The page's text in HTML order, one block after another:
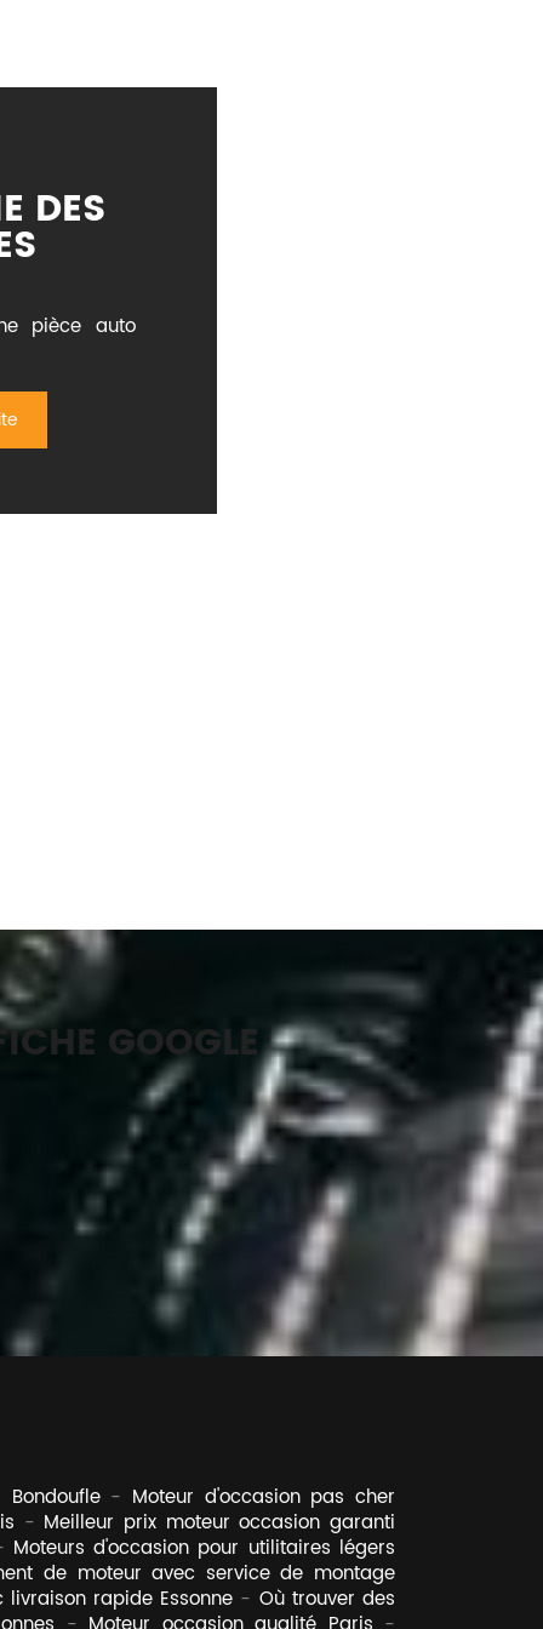
DES
pièce auto
GOOGLE
Moteur d'occasion pas cher
Meilleur prix moteur occasion garanti
Moteurs d'occasion pour utilitaires légers
de moteur avec service de montage
rapide Essonne
Où trouver des